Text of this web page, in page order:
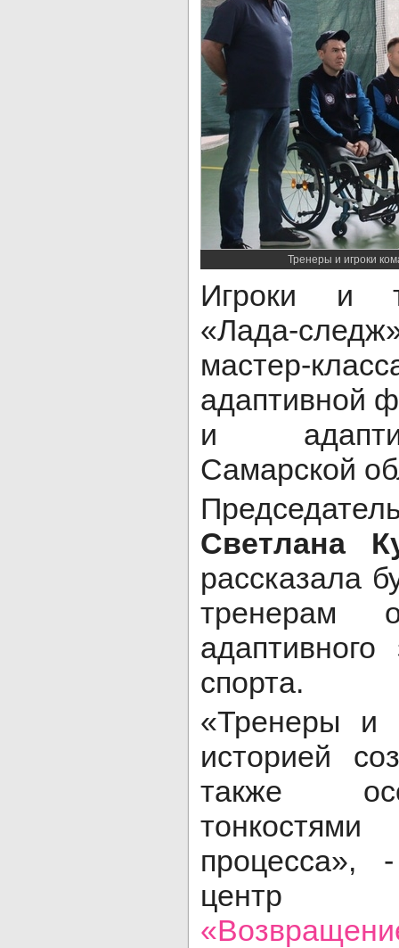
Тренеры и игроки
Игроки и
«Лада-
мастер-
адаптивной
и
Самарской
Светлана
рассказала
тренерам
спорта.
«Тренеры и
историей
также
процесса»,
центр